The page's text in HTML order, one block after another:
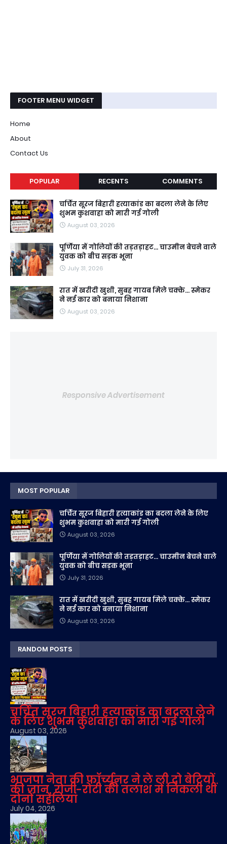
FOOTER MENU WIDGET
Home
About
Contact Us
POPULAR RECENTS COMMENTS
चर्चित सूरज बिहारी हत्याकांड का बदला लेने के लिए
शुभम कुशवाहा को मारी गई गोली
August 03, 2026
पूर्णिया में गोलियों की तड़तड़ाहट... चाउमीन बेचने वाले
युवक को बीच सड़क भूना
July 31, 2026
रात में खरीदी खुशी, सुबह गायब मिले चक्के... स्मेकर
ने नई कार को बनाया निशाना
August 03, 2026
Responsive Advertisement
MOST POPULAR
चर्चित सूरज बिहारी हत्याकांड का बदला लेने के लिए
शुभम कुशवाहा को मारी गई गोली
August 03, 2026
पूर्णिया में गोलियों की तड़तड़ाहट... चाउमीन बेचने वाले
युवक को बीच सड़क भूना
July 31, 2026
रात में खरीदी खुशी, सुबह गायब मिले चक्के... स्मेकर
ने नई कार को बनाया निशाना
August 03, 2026
RANDOM POSTS
चर्चित सूरज बिहारी हत्याकांड का बदला लेने
के लिए शुभम कुशवाहा को मारी गई गोली
August 03, 2026
भाजपा नेता की फॉर्च्यूनर ने ले ली दो बेटियों
की जान, रोजी-रोटी की तलाश में निकली थीं
दोनों सहेलियां
July 04, 2026